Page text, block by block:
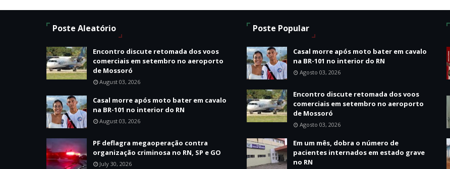
Poste Aleatório
Encontro discute retomada dos voos
comerciais em setembro no aeroporto
de Mossoró
August 03, 2026
Casal morre após moto bater em cavalo
na BR-101 no interior do RN
August 03, 2026
PF deflagra megaoperação contra
organização criminosa no RN, SP e GO
July 30, 2026
Poste Popular
Casal morre após moto bater em cavalo
na BR-101 no interior do RN
Agosto 03, 2026
Encontro discute retomada dos voos
comerciais em setembro no aeroporto
de Mossoró
Agosto 03, 2026
Em um mês, dobra o número de
pacientes internados em estado grave
no RN